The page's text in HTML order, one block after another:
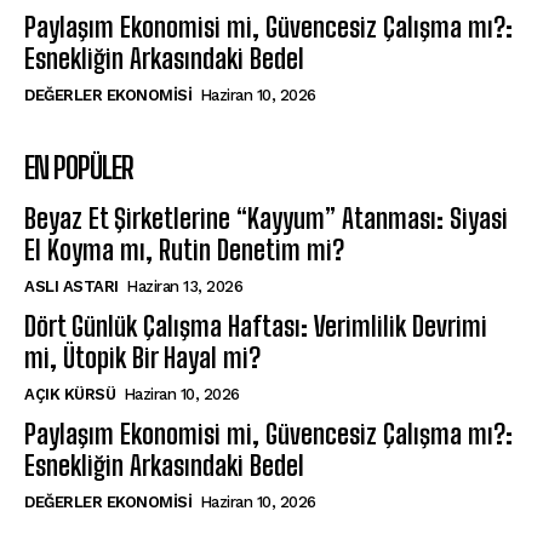
Paylaşım Ekonomisi mi, Güvencesiz Çalışma mı?:
Esnekliğin Arkasındaki Bedel
DEĞERLER EKONOMISI Haziran 10, 2026
EN POPÜLER
Beyaz Et Şirketlerine “Kayyum” Atanması: Siyasi
El Koyma mı, Rutin Denetim mi?
ASLI ASTARI Haziran 13, 2026
Dört Günlük Çalışma Haftası: Verimlilik Devrimi
mi, Ütopik Bir Hayal mi?
AÇIK KÜRSÜ Haziran 10, 2026
Paylaşım Ekonomisi mi, Güvencesiz Çalışma mı?:
Esnekliğin Arkasındaki Bedel
DEĞERLER EKONOMISI Haziran 10, 2026